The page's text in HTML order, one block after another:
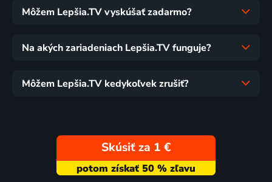
Môžem Lepšia.TV vyskúšať zadarmo?
Na akých zariadeniach Lepšia.TV funguje?
Môžem Lepšia.TV kedykoľvek zrušiť?
Skúsiť za 1 €